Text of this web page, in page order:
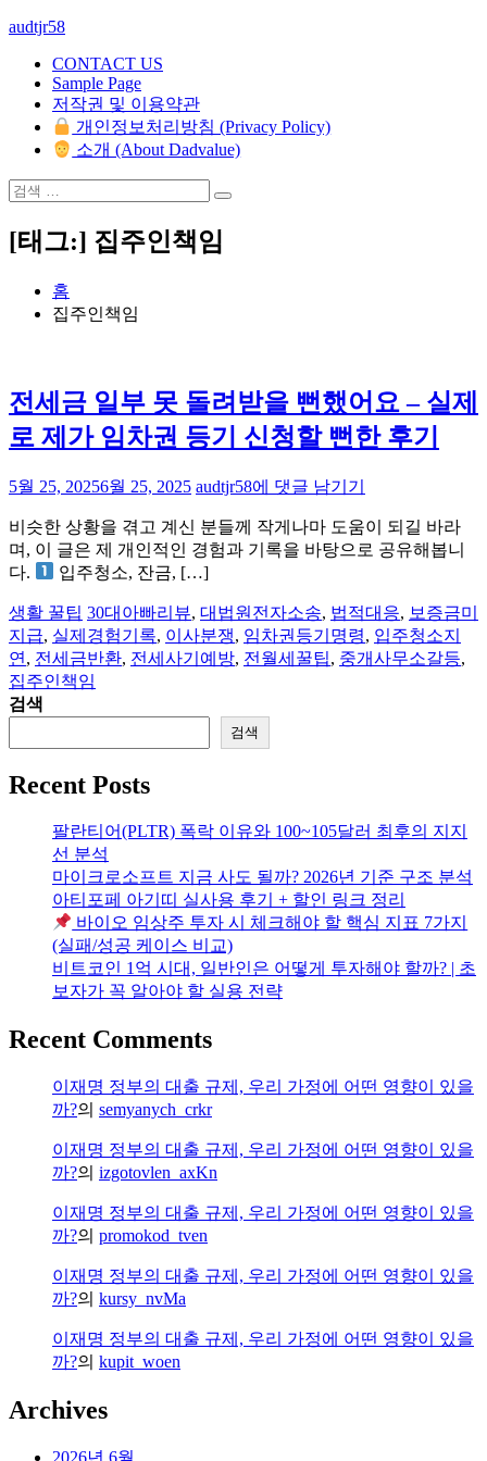
콘
기
audtjr58
CONTACT US
Sample Page
저작권 및 이용약관
개인정보처리방침 (Privacy Policy)
소개 (About Dadvalue)
검
검
[태그:] 집주인책임
홈
집주인책임
전세금 일부 못 돌려받을 뻔했어요 – 실제
로 제가 임차권 등기 신청할 뻔한 후기
5월 25, 20256월 25, 2025 audtjr58전
금
일
돌
려
받
뻔
했
실
로
제
가
차
권
청
할
한
에 댓글 남기기
비슷한 상황을 겪고 계신 분들께 작게나마 도움이 되길 바라
며, 이 글은 제 개인적인 경험과 기록을 바탕으로 공유해봅니
다.
입주청소, 잔금, […]
생활 꿀팁 30대아빠리뷰, 대법원전자소송, 법적대응, 보증금미
지급, 실제경험기록, 이사분쟁, 임차권등기명령, 입주청소지
연 , 전세금반환, 전세사기예방, 전월세꿀팁, 중개사무소갈등,
집주인책임
검색
검색
Recent Posts
팔란티어(PLTR) 폭락 이유와 100~105달러 최후의 지지
선 분석
마이크로소프트 지금 사도 될까? 2026년 기준 구조 분석
아티포페 아기띠 실사용 후기 + 할인 링크 정리
바이오 임상주 투자 시 체크해야 할 핵심 지표 7가지
(실패/성공 케이스 비교)
비트코인 1억 시대, 일반인은 어떻게 투자해야 할까? | 초
보자가 꼭 알아야 할 실용 전략
Recent Comments
이재명 정부의 대출 규제, 우리 가정에 어떤 영향이 있을
까?의 semyanych_crkr
이재명 정부의 대출 규제, 우리 가정에 어떤 영향이 있을
까?의 izgotovlen_axKn
이재명 정부의 대출 규제, 우리 가정에 어떤 영향이 있을
까?의 promokod_tven
이재명 정부의 대출 규제, 우리 가정에 어떤 영향이 있을
까?의 kursy_nvMa
이재명 정부의 대출 규제, 우리 가정에 어떤 영향이 있을
까?의 kupit_woen
Archives
2026년 6월